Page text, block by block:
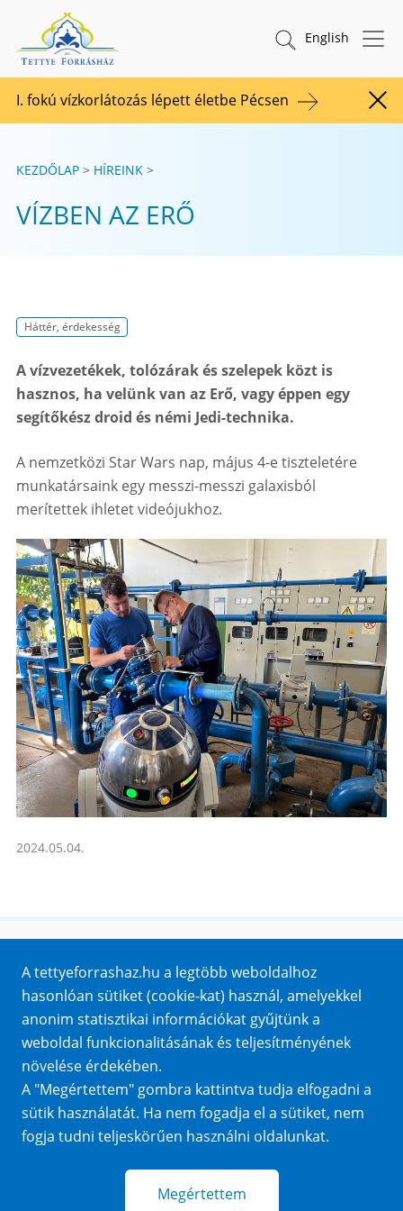
Tovább a tartalomhoz
TETTYE FORRÁSHÁZ Zrt. Keresés indítása
English
I. fokú vízkorlátozás lépett életbe Pécsen
KEZDŐLAP HÍREINK
VÍZBEN AZ ERŐ
Háttér, érdekesség
A vízvezetékek, tolózárak és szelepek közt is
hasznos, ha velünk van az Erő, vagy éppen egy
segítőkész droid és némi Jedi-technika.
A nemzetközi Star Wars nap, május 4-e tiszteletére
munkatársaink egy messzi-messzi galaxisból
merítettek ihletet videójukhoz.
2024.05.04.
Impresszum
Sütik
Adatvédelem
Közérdekű adatok
A tettyeforrashaz.hu a legtöbb weboldalhoz
hasonlóan sütiket (cookie-kat) használ, amelyekkel
anonim statisztikai információkat gyűjtünk a
weboldal funkcionalitásának és teljesítményének
növelése érdekében.
A "Megértettem" gombra kattintva tudja elfogadni a
sütik használatát. Ha nem fogadja el a sütiket, nem
fogja tudni teljeskörűen használni oldalunkat.
Megértettem